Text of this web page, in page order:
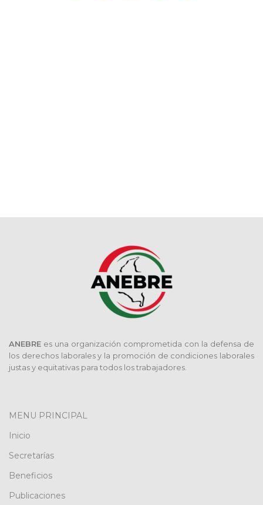
ANEBRE es una organización comprometida con la defensa de
los derechos laborales y la promoción de condiciones laborales
justas y equitativas para todos los trabajadores.
MENU PRINCIPAL
Inicio
Secretarías
Beneficios
Publicaciones